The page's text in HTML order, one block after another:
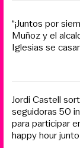
“¡Juntos por
Muñoz y el
Iglesias se
Jordi Castell
seguidoras 50
para participar
happy hour